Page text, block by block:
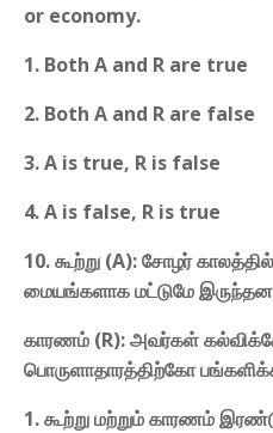
or economy.
1. Both A and R are true
2. Both A and R are false
3. A is true, R is false
4. A is false, R is true
10. கூற்று (A): சோழர்
மையங்களாக மட்டுமே
காரணம் (R): அவர்கள்
பொருளாதாரத்திற்கோ
1. கூற்று மற்றும் காரணம்